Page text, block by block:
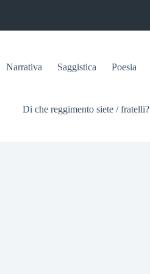
Narrativa Saggistica Poesia
Di che reggimento siete / fratelli?